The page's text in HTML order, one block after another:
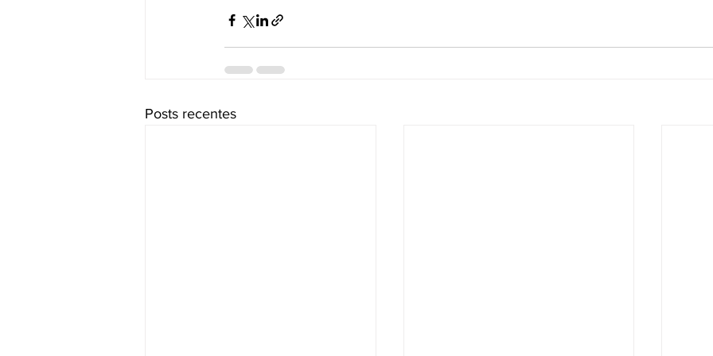
Posts recentes